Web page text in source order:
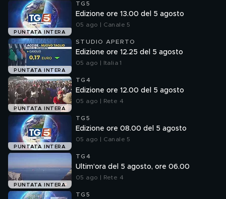
PUNTATA INTERA
TG5
Edizione ore 13.00 del 5 agosto
05 ago | Canale 5
PUNTATA INTERA
STUDIO APERTO
Edizione ore 12.25 del 5 agosto
05 ago | Italia 1
PUNTATA INTERA
TG4
Edizione ore 12.00 del 5 agosto
05 ago | Rete 4
PUNTATA INTERA
TG5
Edizione ore 08.00 del 5 agosto
05 ago | Canale 5
PUNTATA INTERA
TG4
Ultim'ora del 5 agosto, ore 06.00
05 ago | Rete 4
TG5